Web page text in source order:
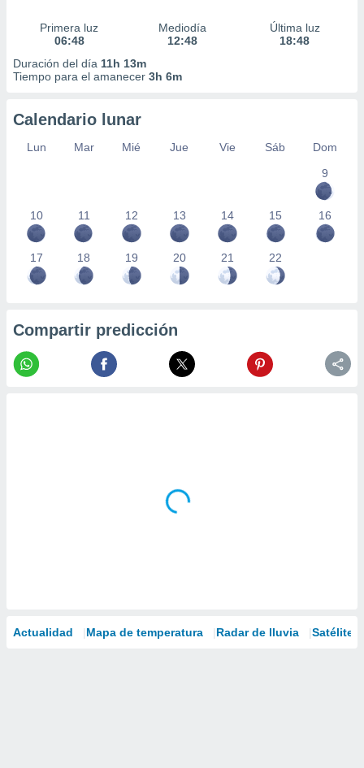
Primera luz
06:48
Mediodía
12:48
Última luz
18:48
Duración del día 11h 13m
Tiempo para el amanecer 3h 6m
Calendario lunar
Lun Mar Mié Jue Vie Sáb
Dom
9
10 11 12 13 14 15 16
17 18 19 20 21 22
Compartir predicción
Actualidad Mapa de temperatura Radar de lluvia Satélites